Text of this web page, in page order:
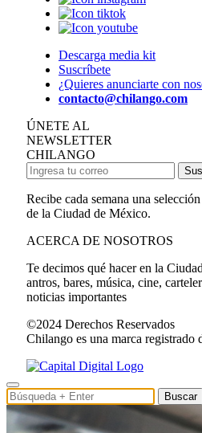
Descarga media kit
Suscríbete
¿Quieres anunciarte con
contacto@chilango.com
ÚNETE AL
NEWSLETTER
CHILANGO
Recibe cada semana una
de la Ciudad de México.
ACERCA DE NOSOTROS
Te decimos qué hacer en la
antros, bares, música, cine,
noticias importantes
©2024 Derechos Reservados
Chilango es una marca registrado
Buscar